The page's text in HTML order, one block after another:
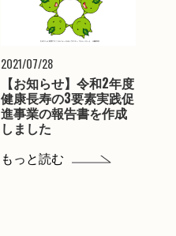
2021/07/28
【お知らせ】令和2年度
健康長寿の3要素実践促
進事業の報告書を作成
しました
もっと読む